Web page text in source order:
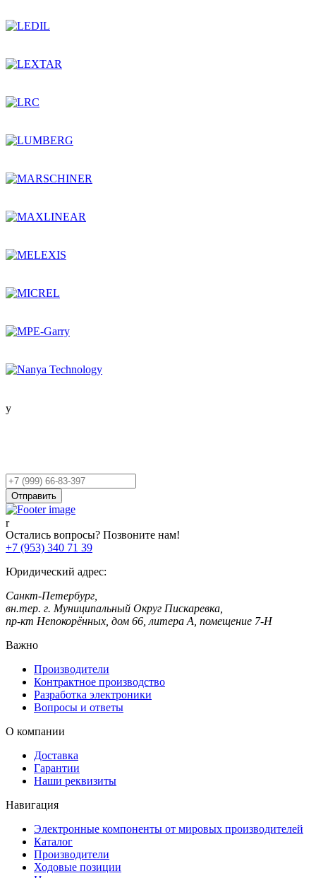
Ваш
телефон
Отправить
Остались вопросы? Позвоните нам!
+7 (953) 340 71 39
Юридический адрес:
Санкт-Петербург,
вн.тер. г. Муниципальный Округ Пискаревка,
пр-кт Непокорённых, дом 66, литера А, помещение 7-Н
Важно
Производители
Контрактное производство
Разработка электроники
Вопросы и ответы
О компании
Доставка
Гарантии
Наши реквизиты
Навигация
Электронные компоненты от мировых производителей
Каталог
Производители
Ходовые позиции